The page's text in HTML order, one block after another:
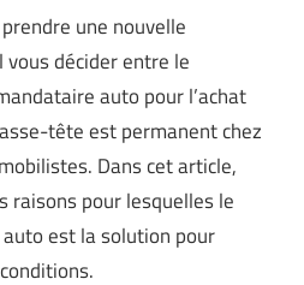
une nouvelle
décider entre le
auto pour l’achat
tête est permanent chez
Dans cet article,
raisons pour lesquelles le
est la solution pour